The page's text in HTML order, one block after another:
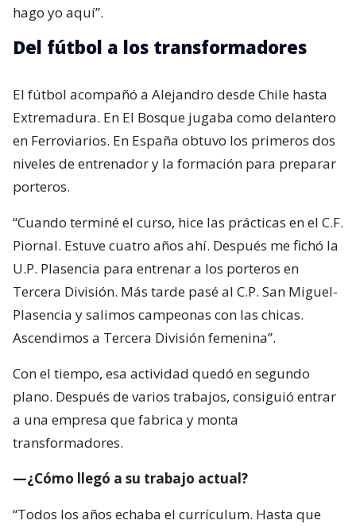
hago yo aquí”.
Del fútbol a los transformadores
El fútbol acompañó a Alejandro desde Chile hasta
Extremadura. En El Bosque jugaba como delantero
en Ferroviarios. En España obtuvo los primeros dos
niveles de entrenador y la formación para preparar
porteros.
“Cuando terminé el curso, hice las prácticas en el C.F.
Piornal. Estuve cuatro años ahí. Después me fichó la
U.P. Plasencia para entrenar a los porteros en
Tercera División. Más tarde pasé al C.P. San Miguel-
Plasencia y salimos campeonas con las chicas.
Ascendimos a Tercera División femenina”.
Con el tiempo, esa actividad quedó en segundo
plano. Después de varios trabajos, consiguió entrar
a una empresa que fabrica y monta
transformadores.
—¿Cómo llegó a su trabajo actual?
“Todos los años echaba el currículum. Hasta que